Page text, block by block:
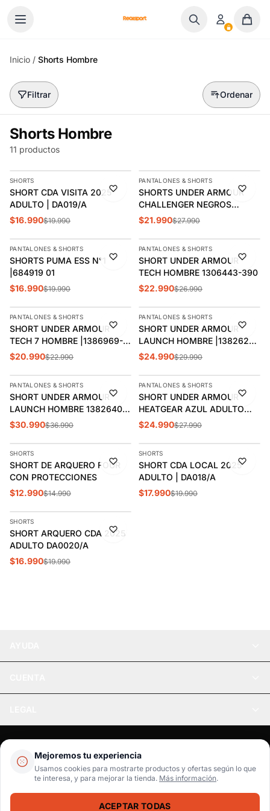
Mejoremos tu experiencia
Usamos cookies para mostrarte productos y ofertas según lo que
te interesa, y para mejorar la tienda. Más información.
ACEPTAR TODAS
Inicio / Shorts Hombre
Filtrar Ordenar
Shorts Hombre
11 productos
-15%
ÚLTIMAS 3
AGREGAR
SHORTS
SHORT CDA VISITA 2025
ADULTO | DA019/A
$16.990$19.990
-21%
PANTALONES & SHORTS
SHORTS UNDER ARMOUR
CHALLENGER NEGROS
(HOMBRE) | 1379507-005
$21.990$27.990
-15%
ÚLTIMAS 2
AGREGAR
PANTALONES & SHORTS
SHORTS PUMA ESS N°1
|684919 01
$16.990$19.990
-15%
AGREGAR
PANTALONES & SHORTS
SHORT UNDER ARMOUR
TECH HOMBRE 1306443-390
$22.990$26.990
-9%
AGREGAR
PANTALONES & SHORTS
SHORT UNDER ARMOUR
TECH 7 HOMBRE |1386969-
402
$20.990$22.990
-17%
ÚLTIMAS 3
AGREGAR
PANTALONES & SHORTS
SHORT UNDER ARMOUR
LAUNCH HOMBRE |1382620-
402
$24.990$29.990
-16%
AGREGAR
PANTALONES & SHORTS
SHORT UNDER ARMOUR
LAUNCH HOMBRE 1382640-
402
$30.990$36.990
-11%
ÚLTIMA 1
AGREGAR
PANTALONES & SHORTS
SHORT UNDER ARMOUR
HEATGEAR AZUL ADULTO
1361602-410
$24.990$27.990
-13%
AGREGAR
SHORTS
SHORT DE ARQUERO FOUR
CON PROTECCIONES
$12.990$14.990
-10%
AGREGAR
SHORTS
SHORT CDA LOCAL 2025
ADULTO | DA018/A
$17.990$19.990
-15%
ÚLTIMA 1
AGREGAR
SHORTS
SHORT ARQUERO CDA 2025
ADULTO DA0020/A
$16.990$19.990
Realsport © 2026